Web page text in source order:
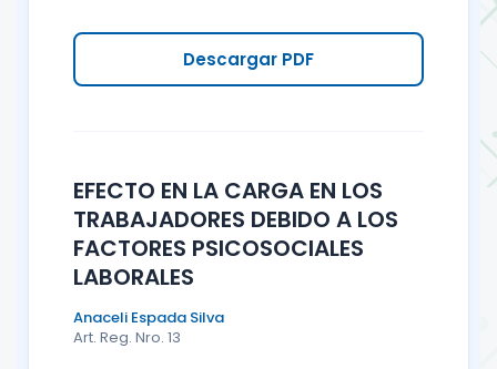
Descargar PDF
EFECTO EN LA CARGA EN LOS
TRABAJADORES DEBIDO A LOS
FACTORES PSICOSOCIALES
LABORALES
Anaceli Espada Silva
Art. Reg. Nro. 13